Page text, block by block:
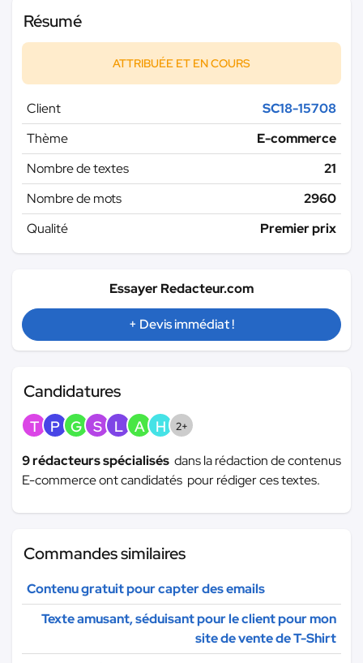
Résumé
ATTRIBUÉE ET EN COURS
Client
SC18-15708
Thème
E-commerce
Nombre de textes
21
Nombre de mots
2960
Qualité
Premier prix
Essayer Redacteur.com
+ Devis immédiat !
Candidatures
T P G S L A H 2+
9 rédacteurs spécialisés dans la rédaction de contenus
E-commerce ont candidatés pour rédiger ces textes.
Commandes similaires
Contenu gratuit pour capter des emails
Texte amusant, séduisant pour le client pour mon
site de vente de T-Shirt